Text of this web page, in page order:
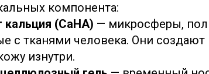
компонента:
кальция (CaHA) — микросферы,
с тканями человека. Они создают
изнутри.